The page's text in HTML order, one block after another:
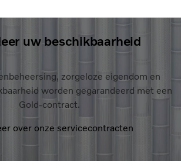
uw beschikbaarheid
zorgeloze eigendom en
worden gegarandeerd met een
Gold-contract.
over onze servicecontracten